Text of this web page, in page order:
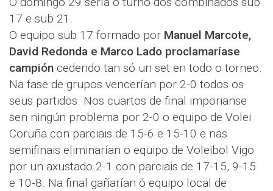
17 e sub 21.
O equipo sub 17 formado por Manuel Marcote,
David Redonda e Marco Lado proclamaríase
campión cedendo tan só un set en todo o torneo.
Na fase de grupos vencerían por 2-0 todos os
seus partidos. Nos cuartos de final imporianse
sen ningún problema por 2-0 o equipo de Volei
Coruña con parciais de 15-6 e 15-10 e nas
semifinais eliminarían o equipo de Voleibol Vigo
por un axustado 2-1 con parciais de 17-15, 9-15
e 10-8. Na final gañarían ó equipo local de